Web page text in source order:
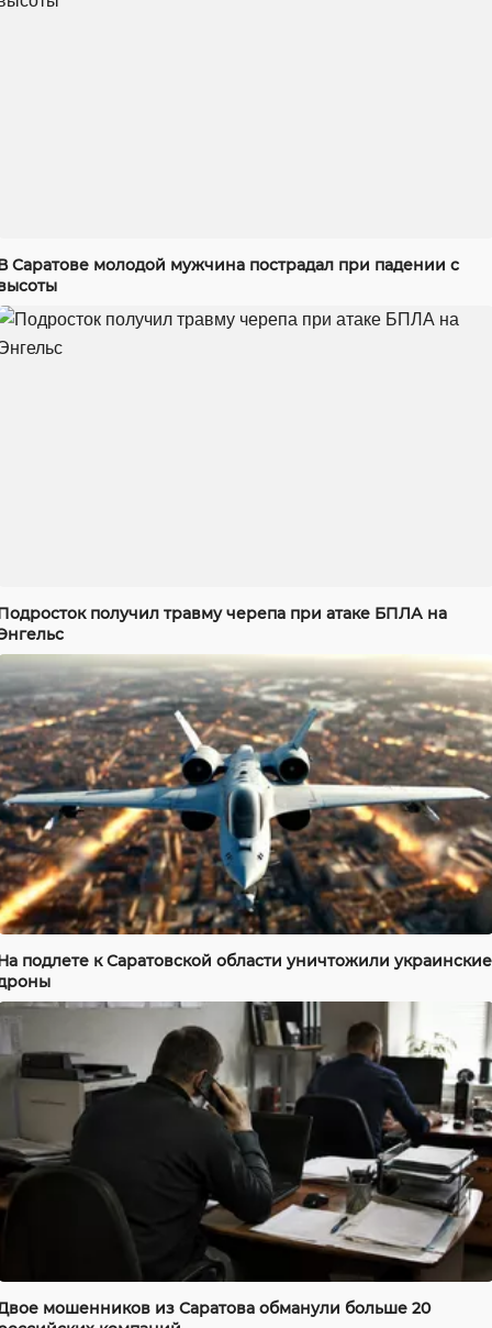
Саратове молодой мужчина пострадал при падении с
получил травму черепа при атаке БПЛА на
подлете к Саратовской области уничтожили украинские
мошенников из Саратова обманули больше 20